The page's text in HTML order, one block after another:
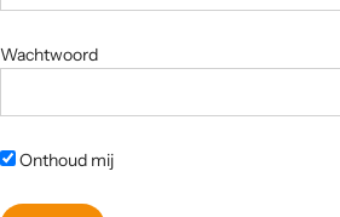
Wachtwoord
Onthoud mij